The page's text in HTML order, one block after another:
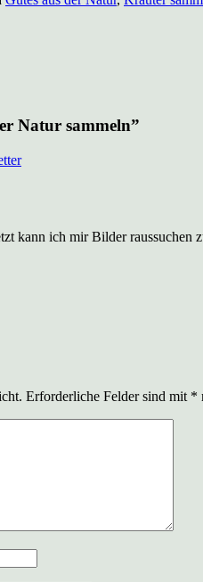
Natur sammeln”
kann ich mir Bilder raussuchen
Erforderliche Felder sind mit *